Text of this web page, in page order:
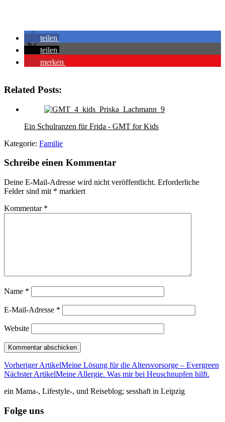
teilen
teilen
merken
Related Posts:
Ein Schulranzen für Frida - GMT for Kids
Kategorie: Familie
Schreibe einen Kommentar
Deine E-Mail-Adresse wird nicht veröffentlicht. Erforderliche
Felder sind mit * markiert
Kommentar *
Name *
E-Mail-Adresse *
Website
Vorheriger ArtikelMeine Lösung für die Altersvorsorge – Evergreen
Nächster ArtikelMeine Allergie. Was mir bei Heuschnupfen hilft.
ein Mama-, Lifestyle-, und Reiseblog; sesshaft in Leipzig
Folge uns